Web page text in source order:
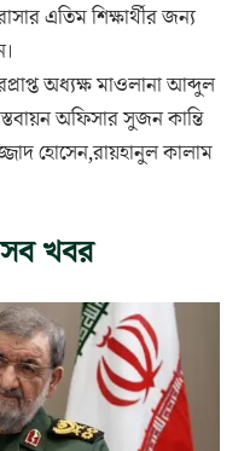
এতিম শিক্ষার্থীর জন্য
অধ্যক্ষ মাওলানা আব্দুল
অফিসার সুজন কান্তি
হোসেন,রায়হানুল কালাম
খবর